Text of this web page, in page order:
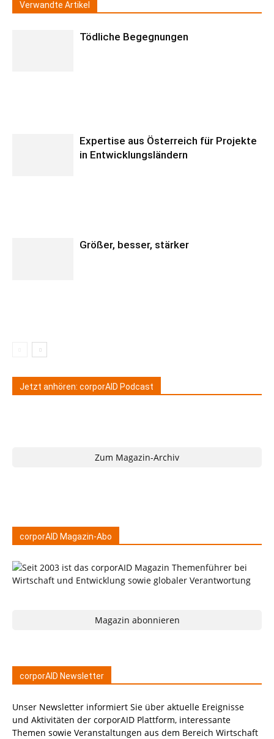
Verwandte Artikel
Tödliche Begegnungen
Expertise aus Österreich für Projekte
in Entwicklungsländern
Größer, besser, stärker
Jetzt anhören: corporAID Podcast
Zum Magazin-Archiv
corporAID Magazin-Abo
Magazin abonnieren
corporAID Newsletter
Unser Newsletter informiert Sie über aktuelle Ereignisse
und Aktivitäten der corporAID Plattform, interessante
Themen sowie Veranstaltungen aus dem Bereich Wirtschaft